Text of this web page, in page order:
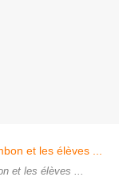
et les élèves ...